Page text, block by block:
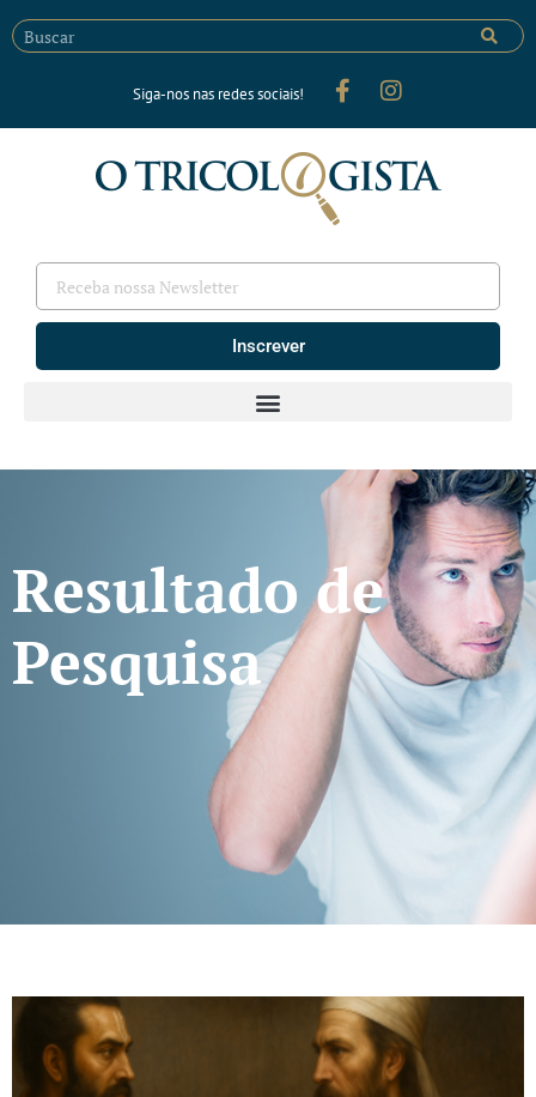
Siga-nos nas redes sociais!
Inscrever
Resultado de
Pesquisa